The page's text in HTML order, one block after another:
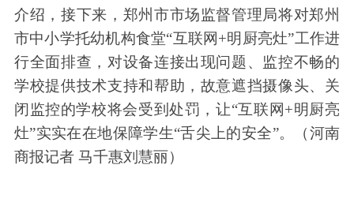
介绍，接下来，郑州市市场监督管理局将对郑州
市中小学托幼机构食堂“互联网+明厨亮灶”工作进
行全面排查，对设备连接出现问题、监控不畅的
学校提供技术支持和帮助，故意遮挡摄像头、关
闭监控的学校将会受到处罚，让“互联网+明厨亮
灶”实实在在地保障学生“舌尖上的安全”。（河南
商报记者 马千惠刘慧丽）